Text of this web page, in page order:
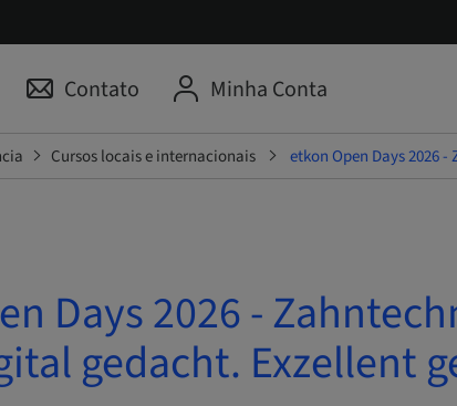
Contato Minha Conta
Cursos locais e internacionais etkon Open Days 2026
Days 2026 -
gedacht. Exzellent